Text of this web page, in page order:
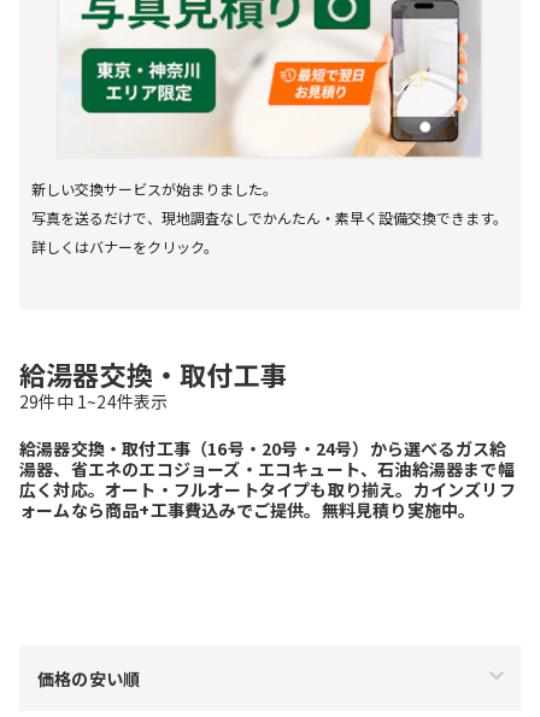
新しい交換サービスが始まりました。
写真を送るだけで、現地調査なしでかんたん・素早く設備交換できます。
詳しくはバナーをクリック。
給湯器交換・取付工事
29件中 1~24件表示
給湯器交換・取付工事（16号・20号・24号）から選べるガス給
湯器、省エネのエコジョーズ・エコキュート、石油給湯器まで幅
広く対応。オート・フルオートタイプも取り揃え。カインズリフ
ォームなら商品+工事費込みでご提供。無料見積り実施中。
価格の安い順